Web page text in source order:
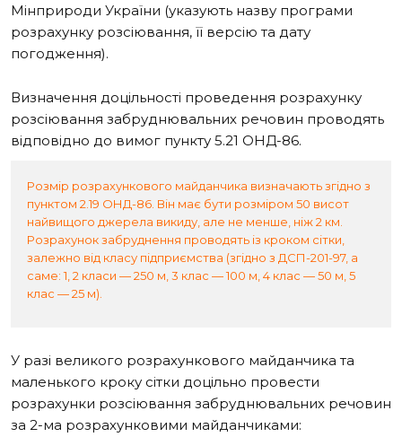
Мінприроди України (указують назву програми
розрахунку розсіювання, її версію та дату
погодження).
Визначення доцільності проведення розрахунку
розсіювання забруднювальних речовин проводять
відповідно до вимог пункту 5.21 ОНД-86.
Розмір розрахункового майданчика визначають згідно з
пунктом 2.19 ОНД-86. Він має бути розміром 50 висот
найвищого джерела викиду, але не менше, ніж 2 км.
Розрахунок забруднення проводять із кроком сітки,
залежно від класу підприємства (згідно з ДСП-201-97, а
саме: 1, 2 класи — 250 м, 3 клас — 100 м, 4 клас — 50 м, 5
клас — 25 м).
У разі великого розрахункового майданчика та
маленького кроку сітки доцільно провести
розрахунки розсіювання забруднювальних речовин
за 2-ма розрахунковими майданчиками: